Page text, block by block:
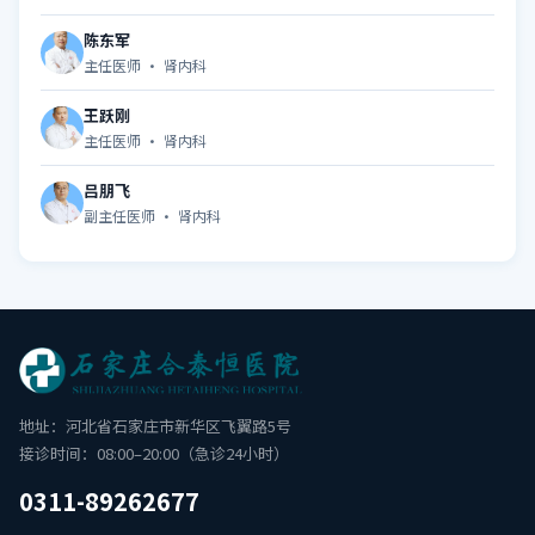
陈东军
主任医师 · 肾内科
王跃刚
主任医师 · 肾内科
吕朋飞
副主任医师 · 肾内科
地址：河北省石家庄市新华区飞翼路5号
接诊时间：08:00–20:00（急诊24小时）
0311-89262677